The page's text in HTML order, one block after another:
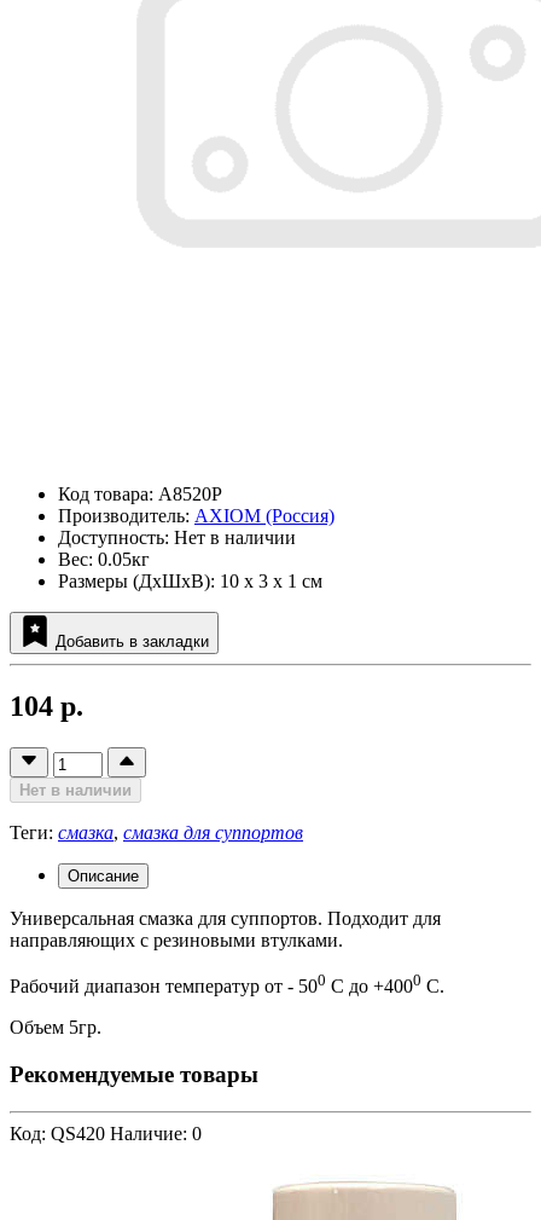
Код товара: A8520P
Производитель: AXIOM (Россия)
Доступность: Нет в наличии
Вес: 0.05кг
Размеры (ДxШxВ): 10 x 3 x 1 см
Добавить в закладки
104 р.
Нет в наличии
Теги: смазка, смазка для суппортов
Описание
Универсальная смазка для суппортов. Подходит для
направляющих с резиновыми втулками.
Рабочий диапазон температур от - 500 С до +4000 С.
Объем 5гр.
Рекомендуемые товары
Код: QS420 Наличие: 0